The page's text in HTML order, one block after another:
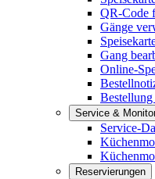
QR-Code
Gänge
Gang
Online-
Bestellung
Service &
Service-
Reservierungen